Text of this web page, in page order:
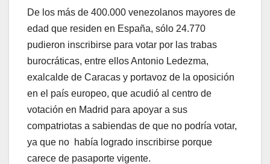
De los más de 400.000 venezolanos mayores de
edad que residen en España, sólo 24.770
pudieron inscribirse para votar por las trabas
burocráticas, entre ellos Antonio Ledezma,
exalcalde de Caracas y portavoz de la oposición
en el país europeo, que acudió al centro de
votación en Madrid para apoyar a sus
compatriotas a sabiendas de que no podría votar,
ya que no había logrado inscribirse porque
carece de pasaporte vigente.